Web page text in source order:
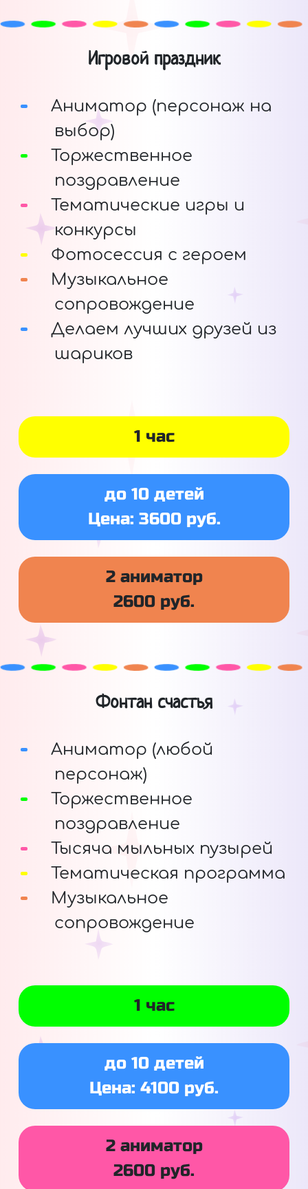
Игровой праздник
Аниматор (персонаж на
выбор)
Торжественное
поздравление
Тематические игры и
конкурсы
Фотосессия с героем
Музыкальное
сопровождение
Делаем лучших друзей из
шариков
1 час
до 10 детей
Цена: 3600 руб.
2 аниматор
2600 руб.
Фонтан счастья
Аниматор (любой
персонаж)
Торжественное
поздравление
Тысяча мыльных пузырей
Тематическая программа
Музыкальное
сопровождение
1 час
до 10 детей
Цена: 4100 руб.
2 аниматор
2600 руб.